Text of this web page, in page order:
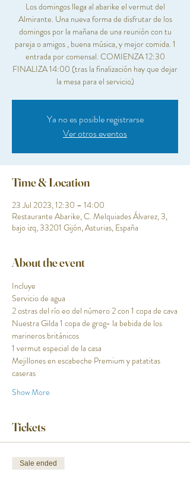
Los domingos llega al abarike el vermut del
Almirante. Una nueva forma de disfrutar de los
domingos por la mañana de una reunión con tu
pareja o amigos , buena música, y mejor comida. 1
entrada por comensal. COMIENZA 12:30
FINALIZA 14:00 (tras la finalización hay que dejar
la mesa para el servicio)
Ya no es posible registrarse
Ver otros eventos
Time & Location
23 Jul 2023, 12:30 – 14:00
Restaurante Abarike, C. Melquiades Álvarez, 3,
bajo izq, 33201 Gijón, Asturias, España
About the event
Incluye
Servicio de agua
2 ostras del río eo del número 2 con 1 copa de cava
Nuestra Gilda 1 copa de grog- la bebida de los
marineros británicos
1 vermut especial de la casa
Mejillones en escabeche Premium y patatitas
caseras
Show More
Tickets
Sale ended